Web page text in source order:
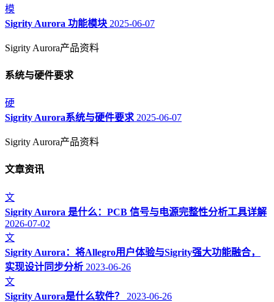
模
Sigrity Aurora 功能模块 2025-06-07
Sigrity Aurora产品资料
系统与硬件要求
硬
Sigrity Aurora系统与硬件要求 2025-06-07
Sigrity Aurora产品资料
文章资讯
文
Sigrity Aurora 是什么：PCB 信号与电源完整性分析工具详解
2026-07-02
文
Sigrity Aurora：将Allegro用户体验与Sigrity强大功能融合，
实现设计同步分析 2023-06-26
文
Sigrity Aurora是什么软件？
2023-06-26